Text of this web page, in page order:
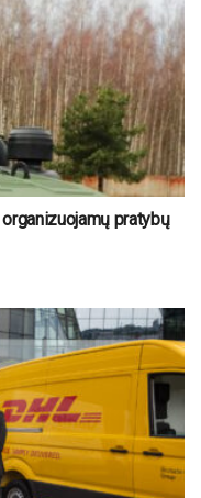
pratybų